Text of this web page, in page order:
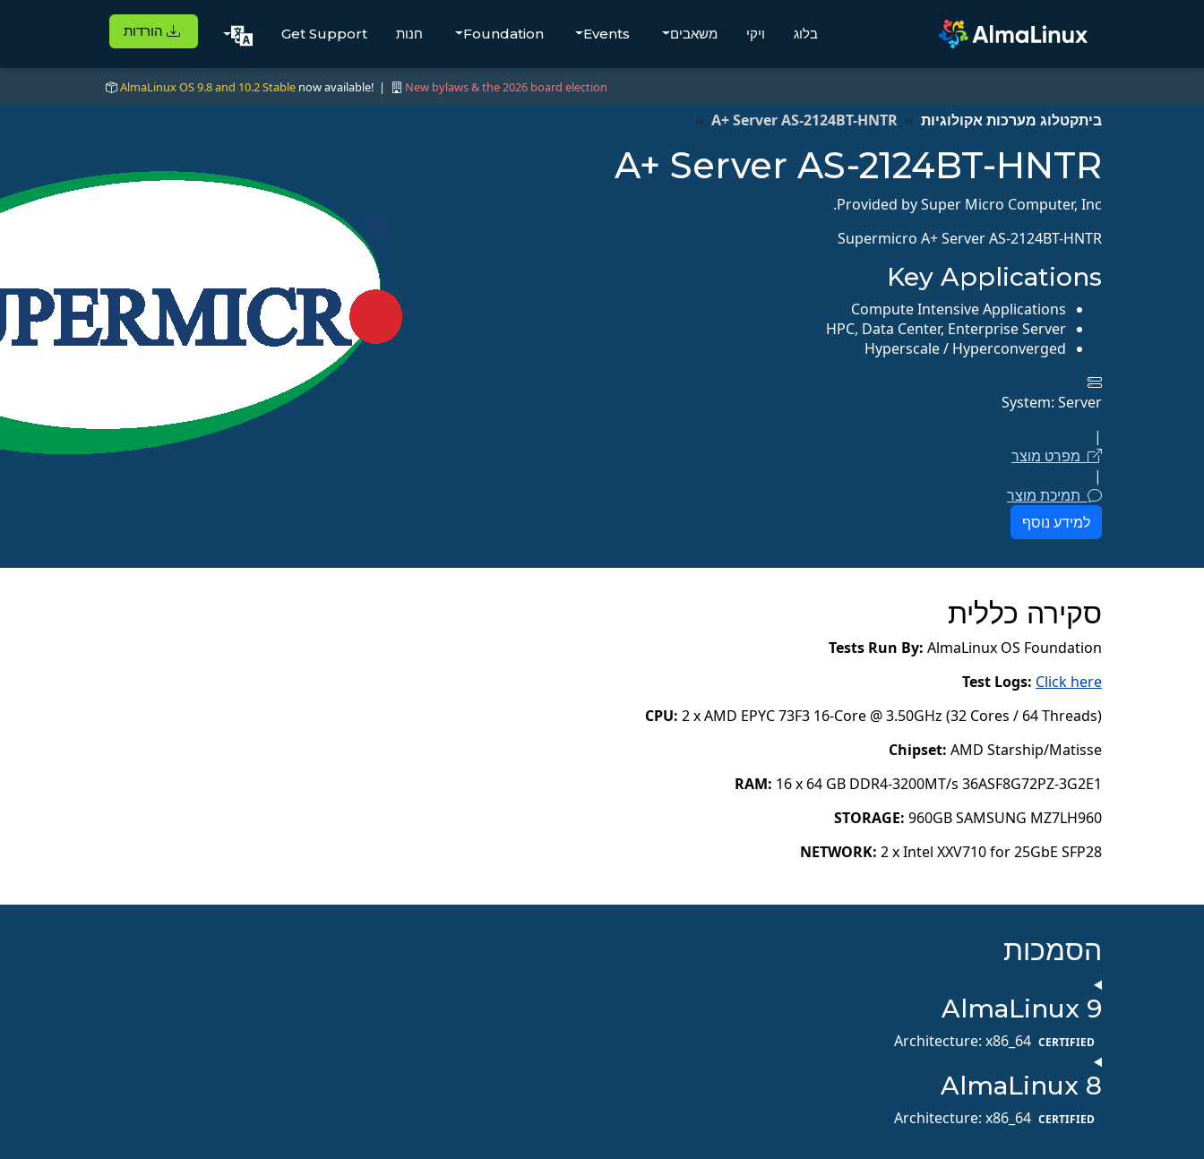
בלוג ויקי משאבים Events
Foundation חנות Get Support הורדות
AlmaLinux OS 9.8 and 10.2 Stable now available! | New bylaws & the 2026 board election
ביתקטלוג מערכות אקולוגיות A+ Server AS-2124BT-HNTR
A+ Server AS-2124BT-HNTR
Provided by Super Micro Computer, Inc.
Supermicro A+ Server AS-2124BT-HNTR
Key Applications
Compute Intensive Applications
HPC, Data Center, Enterprise Server
Hyperscale / Hyperconverged
System: Server
|
מפרט מוצר
|
תמיכת מוצר
למידע נוסף
סקירה כללית
Tests Run By: AlmaLinux OS Foundation
Test Logs: Click here
CPU: 2 x AMD EPYC 73F3 16-Core @ 3.50GHz (32 Cores / 64 Threads)
Chipset: AMD Starship/Matisse
RAM: 16 x 64 GB DDR4-3200MT/s 36ASF8G72PZ-3G2E1
STORAGE: 960GB SAMSUNG MZ7LH960
NETWORK: 2 x Intel XXV710 for 25GbE SFP28
הסמכות
AlmaLinux 9
CERTIFIED
Architecture: x86_64
AlmaLinux 8
CERTIFIED
Architecture: x86_64